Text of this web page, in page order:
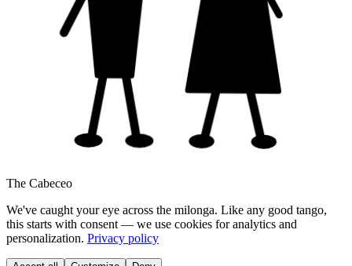
The Cabeceo
We've caught your eye across the milonga. Like any good tango,
this starts with consent — we use cookies for analytics and
personalization. Privacy policy